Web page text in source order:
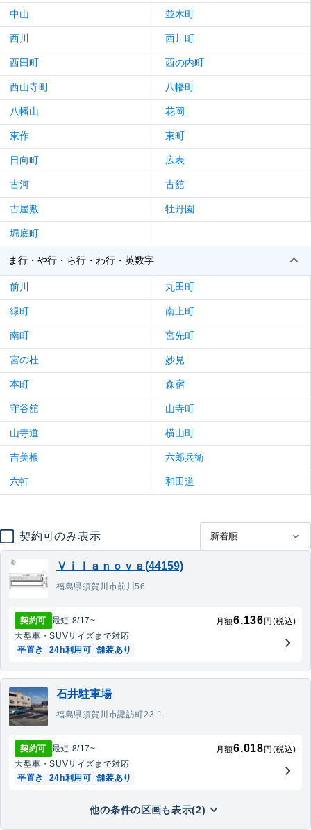
中山 並木町
西川 西川町
西田町 西の内町
西山寺町 八幡町
八幡山 花岡
東作 東町
日向町 広表
古河 古舘
古屋敷 牡丹園
堀底町
ま行・や行・ら行・わ行・英数字
前川 丸田町
緑町 南上町
南町 宮先町
宮の杜 妙見
本町 森宿
守谷舘 山寺町
山寺道 横山町
吉美根 六郎兵衛
六軒 和田道
契約可のみ表示
Ｖｉｌａｎｏｖａ(44159)
福島県須賀川市前川56
契約可 最短 8/17~ 月額6,136 円(税込)
大型車・SUVサイズまで対応
平置き
24h利用可 舗装あり
石井駐車場
福島県須賀川市諏訪町23-1
契約可 最短 8/17~ 月額6,018 円(税込)
大型車・SUVサイズまで対応
平置き
24h利用可 舗装あり
他の条件の区画も表示(2)